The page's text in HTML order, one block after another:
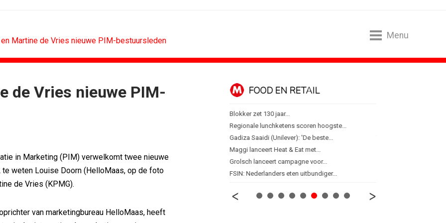
Martine de Vries nieuwe PIM-bestuursleden
Menu
de Vries nieuwe PIM-
in Marketing (PIM) verwelkomt twee nieuwe
te weten Louise Doorn (HelloMaas, op de foto
de Vries (KPMG).
van marketingbureau HelloMaas, heeft
met...
Groene...
DESIGN
KNVB toont Oranje-portretten in hart...
Studenten filteren sigaret uit iconen
FOOD EN RETAIL
Blokker zet 130 jaar...
Regionale lunchketens scoren hoogste...
Gadiza Saaidi (Unilever): 'De beste...
Maggi lanceert Heat & Eat met...
Grolsch lanceert campagne voor...
FSIN: Nederlanders eten uitbundiger...